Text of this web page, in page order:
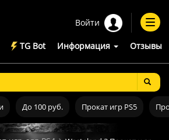
Войти
TG Bot Информация Отзывы
До 100 руб. Прокат игр PS5